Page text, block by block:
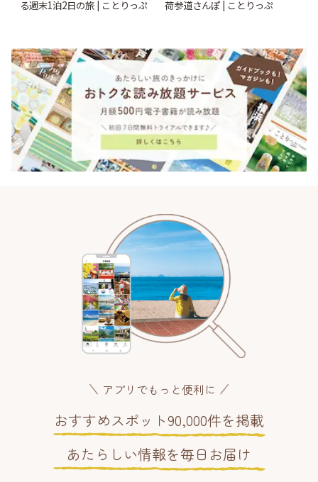
る週末1泊2日の旅 | ことりっぷ
荷参道さんぽ | ことりっぷ
アプリでもっと便利に
おすすめスポット90,000件を掲載
あたらしい情報を毎日お届け